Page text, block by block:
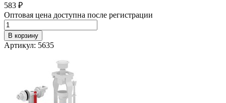
583 ₽
Оптовая цена доступна после регистрации
В корзину
Артикул: 5635